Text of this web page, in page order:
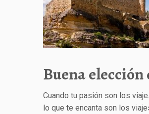
Buena
Cuando tu pasión son los
lo que te encanta son los